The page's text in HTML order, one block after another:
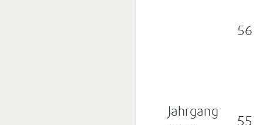
56
Jahrgang
55